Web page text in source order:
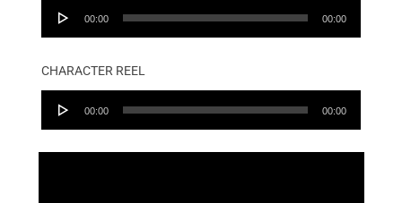
Audio
00:00 00:00
CHARACTER REEL
Audio
00:00 00:00